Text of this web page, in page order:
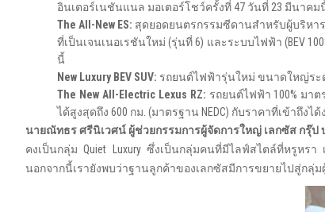
อินเตอร์เนชันแนล มอเตอร์โชว์ครั้งที่ 47 วันที่ 23 มีนาคม
The All-New ES: สุดยอดยนตรกรรมซีดานสำหรับผู้บริหาร
ที่เป็นเจนเนอเรชันใหม่ (รุ่นที่ 6) และระบบไฟฟ้า (BEV
นี้
New Luxury BEV SUV: รถยนต์ไฟฟ้ารุ่นใหม่ ขนาดใหญ่ระ
The New All-Electric Lexus RZ: รถยนต์ไฟฟ้า 100% มา
ได้สูงสุดถึง 600 กม. (มาตรฐาน NEDC) กับราคาที่เข้าถึงไ
นายณัทธร ศรีนิเวศน์ ผู้ช่วยกรรมการผู้จัดการใหญ่ เลกซัส กรุ๊ป
คงเป็นกลุ่ม Quiet Luxury ซึ่งเป็นกลุ่มคนที่มีไลฟ์สไตล์ที่หรูหร
นอกจากนี้เรายังพบว่าฐานลูกค้าของเลกซัสมีการขยายไปสู่กลุ่ม